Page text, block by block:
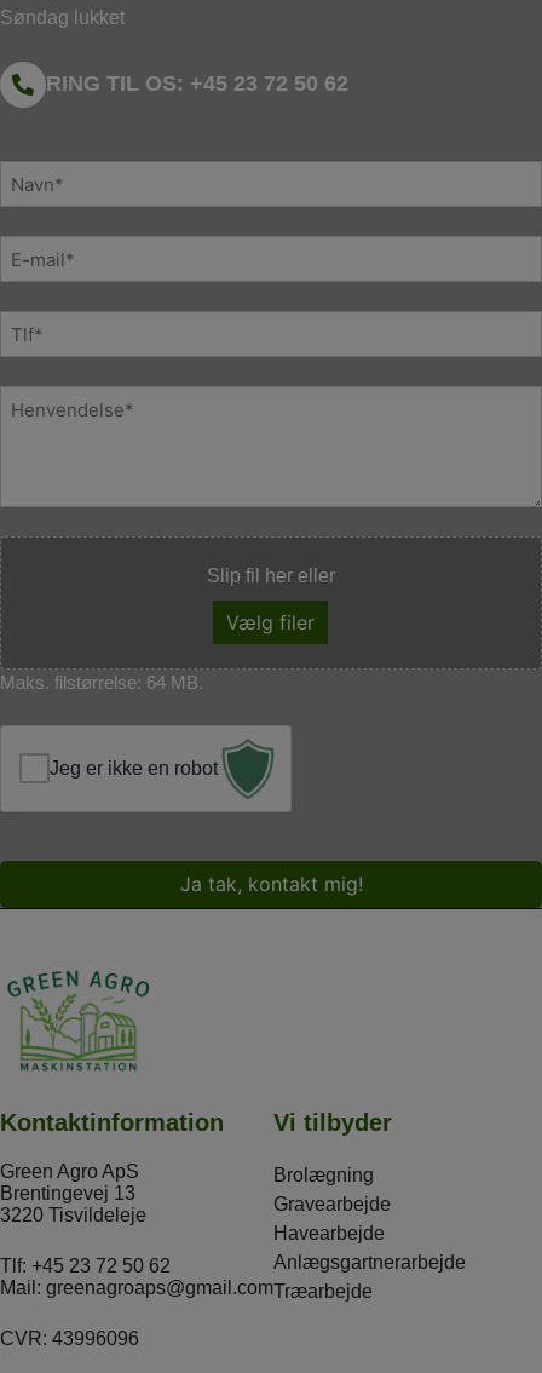
Søndag lukket
RING TIL OS: +45 23 72 50 62
N
a
v
-
m
l
e
l
B
d
F
i
l
Slip fil her eller
Vælg filer
Maks. filstørrelse: 64 MB.
Jeg er ikke en robot
Kontaktinformation
Green Agro ApS
Brentingevej 13
3220 Tisvildeleje
Tlf: +45 23 72 50 62
Mail: greenagroaps@gmail.com
CVR: 43996096
Vi tilbyder
Brolægning
Gravearbejde
Havearbejde
Anlægsgartnerarbejde
Træarbejde